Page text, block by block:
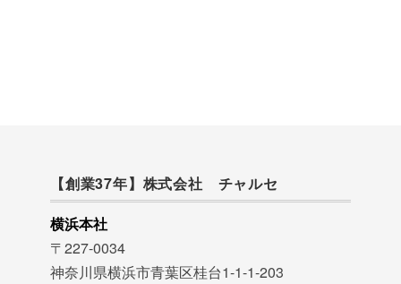
【創業37年】株式会社 チャルセ
横浜本社
〒227-0034
神奈川県横浜市青葉区桂台1-1-1-203